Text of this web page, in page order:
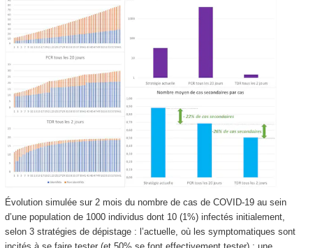
Évolution simulée sur 2 mois du nombre de cas de COVID-19 au sein
d’une population de 1000 individus dont 10 (1%) infectés initialement,
selon 3 stratégies de dépistage : l’actuelle, où les symptomatiques sont